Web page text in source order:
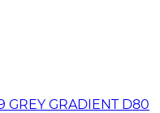
GRADIENT D80